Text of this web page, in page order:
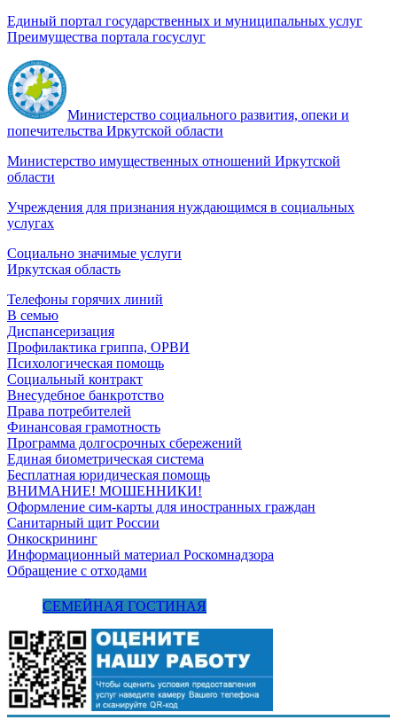
Единый портал государственных и муниципальных услуг
Преимущества портала госуслуг
Министерство социального развития, опеки и
попечительства Иркутской области
Министерство имущественных отношений Иркутской
области
Учреждения для признания нуждающимся в социальных
услугах
Социально значимые услуги
Иркутская область
Телефоны горячих линий
В семью
Диспансеризация
Профилактика гриппа, ОРВИ
Психологическая помощь
Социальный контракт
Внесудебное банкротство
Права потребителей
Финансовая грамотность
Программа долгосрочных сбережений
Единая биометрическая система
Бесплатная юридическая помощь
ВНИМАНИЕ! МОШЕННИКИ!
Оформление сим-карты для иностранных граждан
Санитарный щит России
Онкоскрининг
Информационный материал Роскомнадзора
Обращение с отходами
СЕМЕЙНАЯ ГОСТИНАЯ